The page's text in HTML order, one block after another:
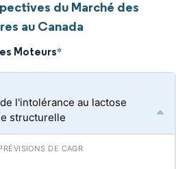
du Marché des
au Canada
Moteurs*
l'intolérance au lactose
structurelle